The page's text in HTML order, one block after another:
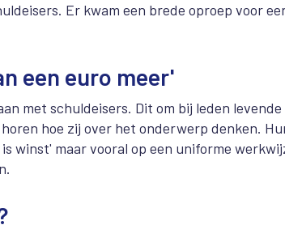
Er kwam een brede oproep voor
een euro meer'
met schuldeisers. Dit om bij leden
hoe zij over het onderwerp denken.
winst' maar vooral op een uniforme